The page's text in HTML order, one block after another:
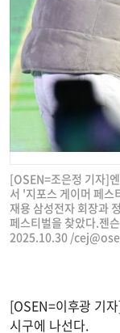
[OSEN=조은정 기자]
서 '지포스 게이머 페스
재용 삼성전자 회장과
페스티벌을 찾았다.젠
2025.10.30 /
[OSEN=이후광 기
시구에 나선다.